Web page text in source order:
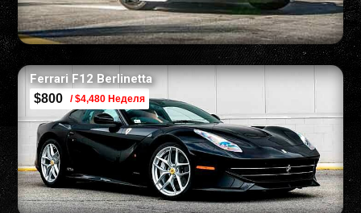
Ferrari F12 Berlinetta
$800 / $4,480 Неделя